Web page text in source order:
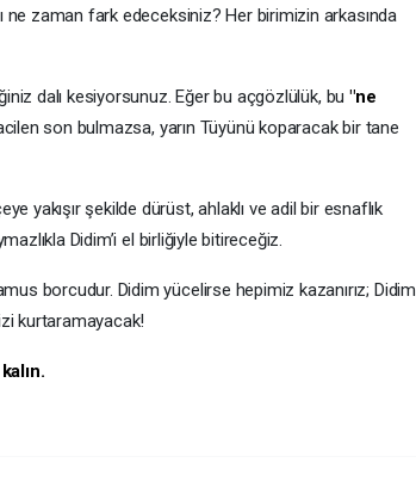
ne zaman fark edeceksiniz? Her birimizin arkasında
dalı kesiyorsunuz. Eğer bu açgözlülük, bu "ne
son bulmazsa, yarın Tüyünü koparacak bir tane
yakışır şekilde dürüst, ahlaklı ve adil bir esnaflık
Didim’i el birliğiyle bitireceğiz.
borcudur. Didim yücelirse hepimiz kazanırız; Didim
kurtaramayacak!